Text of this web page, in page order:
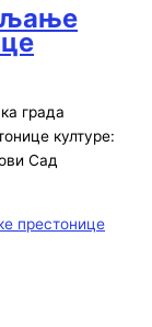
града
културе:
Сад
престонице